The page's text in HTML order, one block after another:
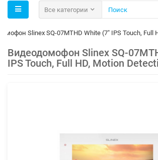
Все категории
Slinex SQ-07MTHD White (7" IPS Touch, Full
Видеодомофон Slinex SQ-
IPS Touch, Full HD, Motion